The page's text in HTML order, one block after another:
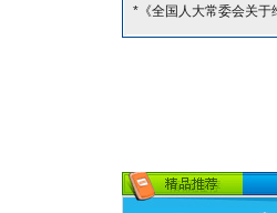
*《全国人大常委会关于